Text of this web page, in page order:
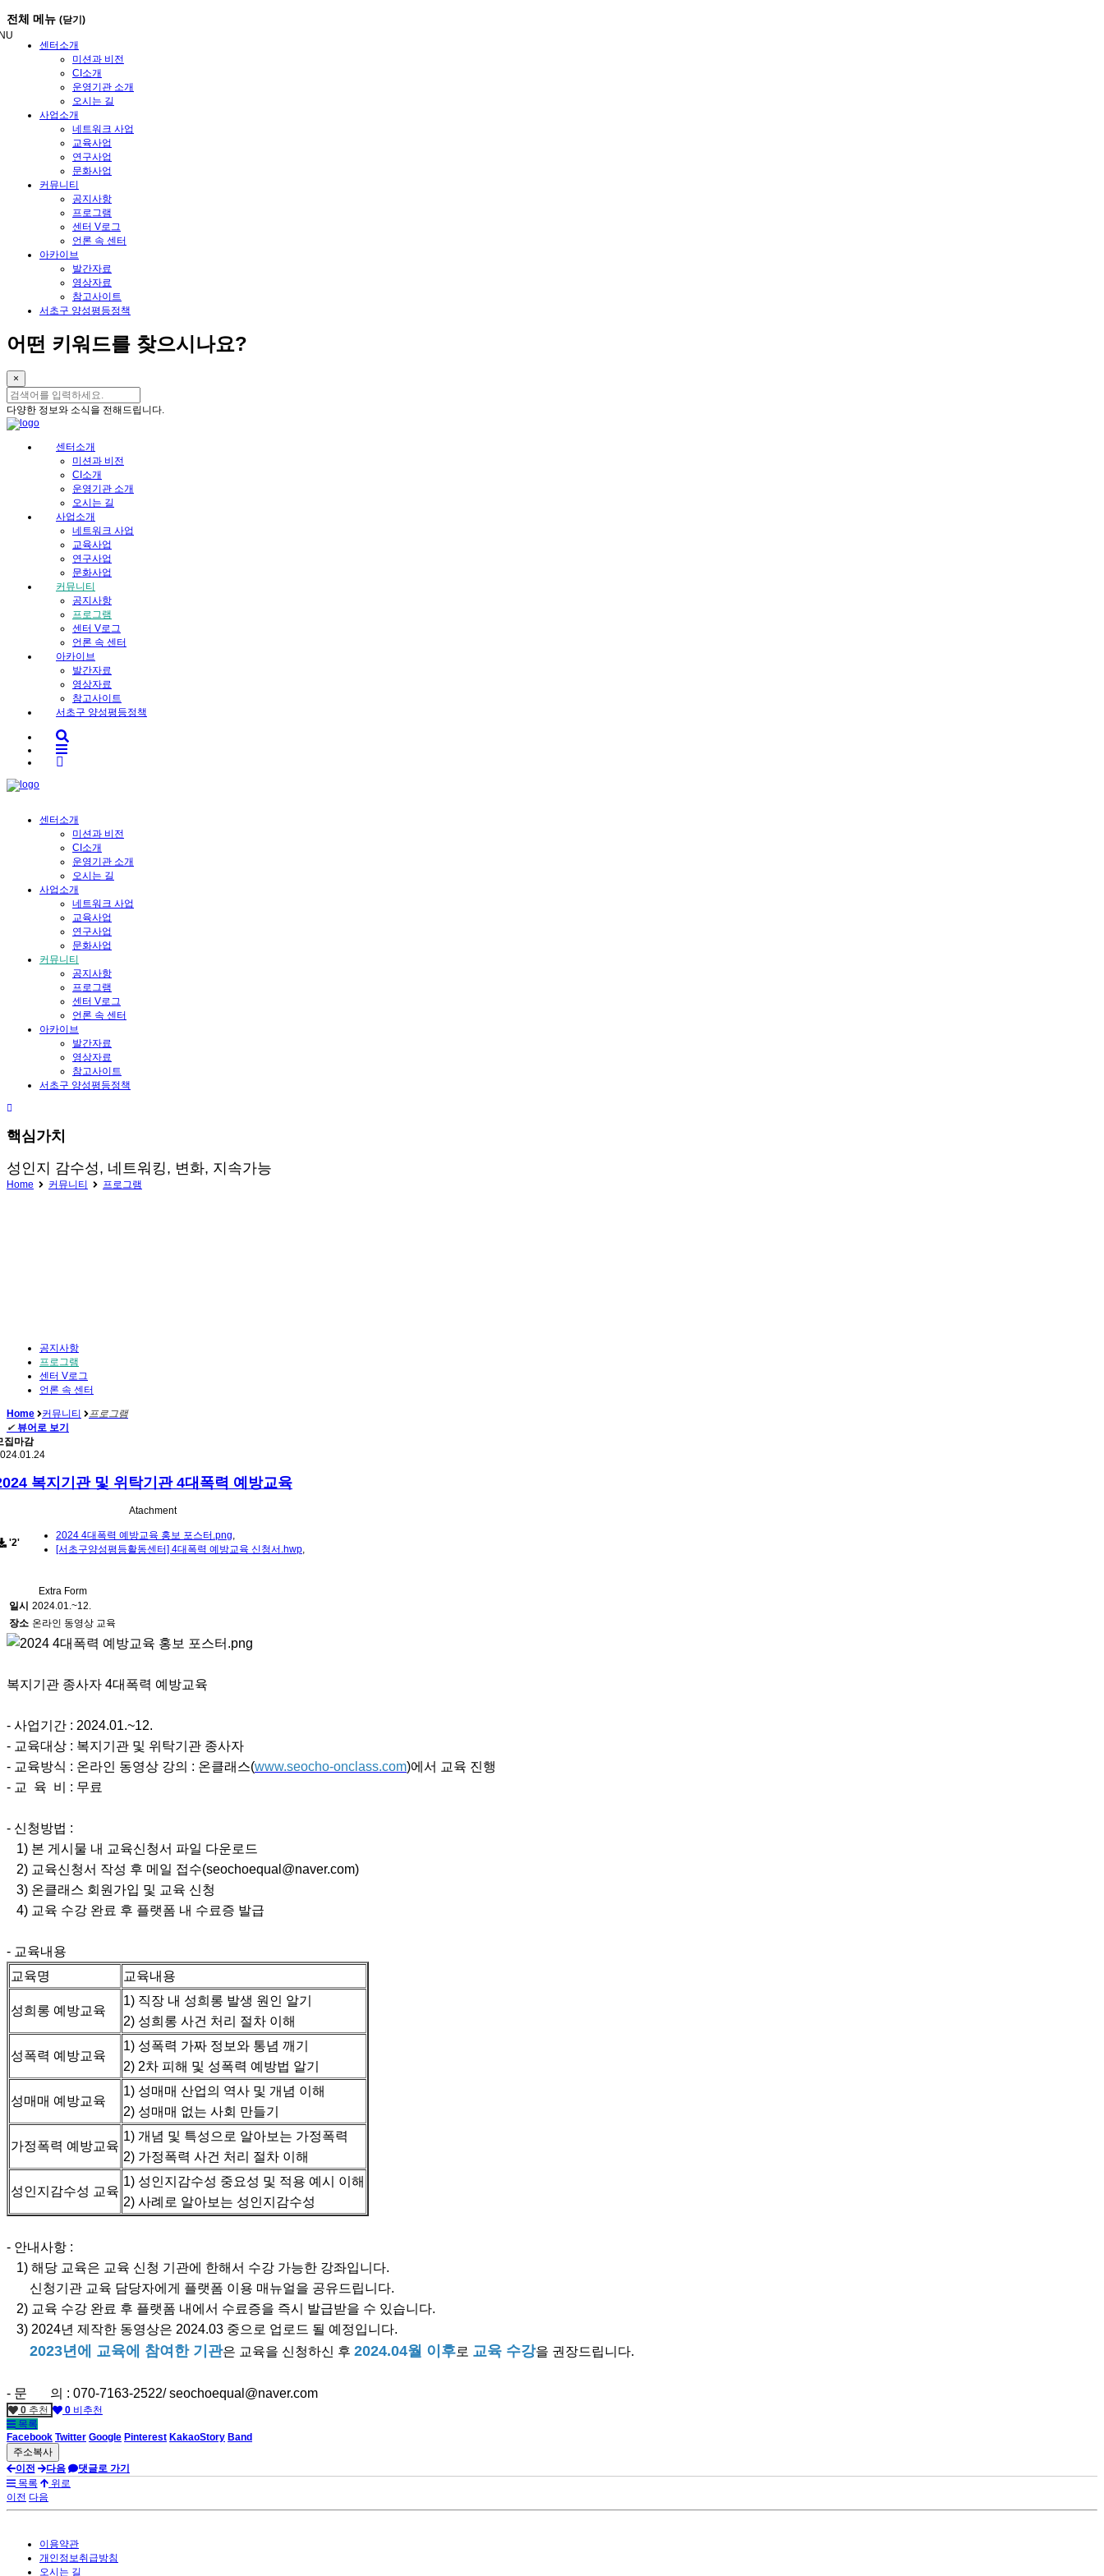
메
뉴
전체 메뉴 (닫기)
센터소개
미션과 비전
CI소개
운영기관 소개
오시는 길
사업소개
네트워크 사업
교육사업
연구사업
문화사업
커뮤니티
공지사항
프로그램
센터 V로그
언론 속 센터
아카이브
발간자료
영상자료
참고사이트
서초구 양성평등정책
어떤 키워드를 찾으시나요?
×
다양한 정보와 소식을 전해드립니다.
센터소개
미션과 비전
CI소개
운영기관 소개
오시는 길
사업소개
네트워크 사업
교육사업
연구사업
문화사업
커뮤니티
공지사항
프로그램
센터 V로그
언론 속 센터
아카이브
발간자료
영상자료
참고사이트
서초구 양성평등정책
센터소개
미션과 비전
CI소개
운영기관 소개
오시는 길
사업소개
네트워크 사업
교육사업
연구사업
문화사업
커뮤니티
공지사항
프로그램
센터 V로그
언론 속 센터
아카이브
발간자료
영상자료
참고사이트
서초구 양성평등정책
핵심가치
성인지 감수성, 네트워킹, 변화, 지속가능
Home 커뮤니티 프로그램
공지사항
프로그램
센터 V로그
언론 속 센터
Home 커뮤니티
프로그램
✔ 뷰어로 보기
집마감
복지기관 및 위탁기관 4대폭력 예방교육
Atachment
'2'
2024 4대폭력 예방교육 홍보 포스터.png,
[서초구양성평등활동센터] 4대폭력 예방교육 신청서.hwp,
Extra Form
일시 2024.01.~12.
장소 온라인 동영상 교육
복지기관 종사자 4대폭력 예방교육
- 사업기간 : 2024.01.~12.
- 교육대상 : 복지기관 및 위탁기관 종사자
- 교육방식 : 온라인 동영상 강의 : 온클래스(www.seocho-onclass.com)에서 교육 진행
- 교 육 비 : 무료
- 신청방법 :
1) 본 게시물 내 교육신청서 파일 다운로드
2) 교육신청서 작성 후 메일 접수(seochoequal@naver.com)
3) 온클래스 회원가입 및 교육 신청
4) 교육 수강 완료 후 플랫폼 내 수료증 발급
- 교육내용
교육명
교육내용
성희롱 예방교육
1) 직장 내 성희롱 발생 원인 알기
2) 성희롱 사건 처리 절차 이해
성폭력 예방교육
1) 성폭력 가짜 정보와 통념 깨기
2) 2차 피해 및 성폭력 예방법 알기
성매매 예방교육
1) 성매매 산업의 역사 및 개념 이해
2) 성매매 없는 사회 만들기
가정폭력 예방교육
1) 개념 및 특성으로 알아보는 가정폭력
2) 가정폭력 사건 처리 절차 이해
성인지감수성 교육
1) 성인지감수성 중요성 및 적용 예시 이해
2) 사례로 알아보는 성인지감수성
- 안내사항 :
1) 해당 교육은 교육 신청 기관에 한해서 수강 가능한 강좌입니다.
신청기관 교육 담당자에게 플랫폼 이용 매뉴얼을 공유드립니다.
2) 교육 수강 완료 후 플랫폼 내에서 수료증을 즉시 발급받을 수 있습니다.
3) 2024년 제작한 동영상은 2024.03 중으로 업로드 될 예정입니다.
2023년에 교육에 참여한 기관은 교육을 신청하신 후 2024.04월 이후로 교육 수강을 권장드립니다.
- 문 의 : 070-7163-2522/ seochoequal@naver.com
0 추천 0 비추천
목록
Facebook Twitter Google Pinterest KakaoStory Band
이전 다음
댓글로 가기
목록
위로
이전 다음
이용약관
개인정보취급방침
오시는 길